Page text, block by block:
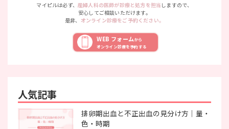
人気記事
排卵期出血と不正出血の見分け方｜量・
色・時期
マイピルは必ず、産婦人科の医師が診療と処方を担当 しますので、
安心してご相談いただけます。
是非、 オンライン診療をご予約ください。
WEB フォームから
オンライン診療を予約する